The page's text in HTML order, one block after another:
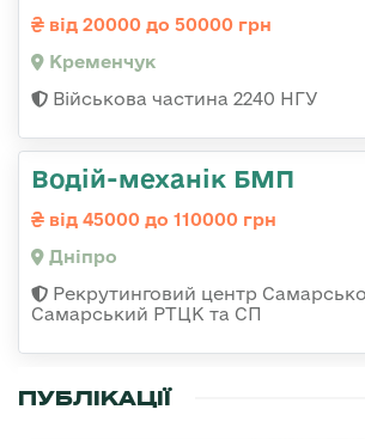
від 20000 до 50000 грн
Кременчук
Військова частина 2240 НГУ
Водій-механік БМП
від 45000 до 110000 грн
Дніпро
Рекрутинговий центр
Самарський РТЦК та СП
ПУБЛІКАЦІЇ